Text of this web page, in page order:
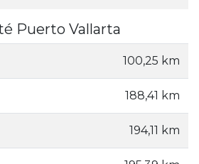
Puerto Vallarta
100,25 km
188,41 km
194,11 km